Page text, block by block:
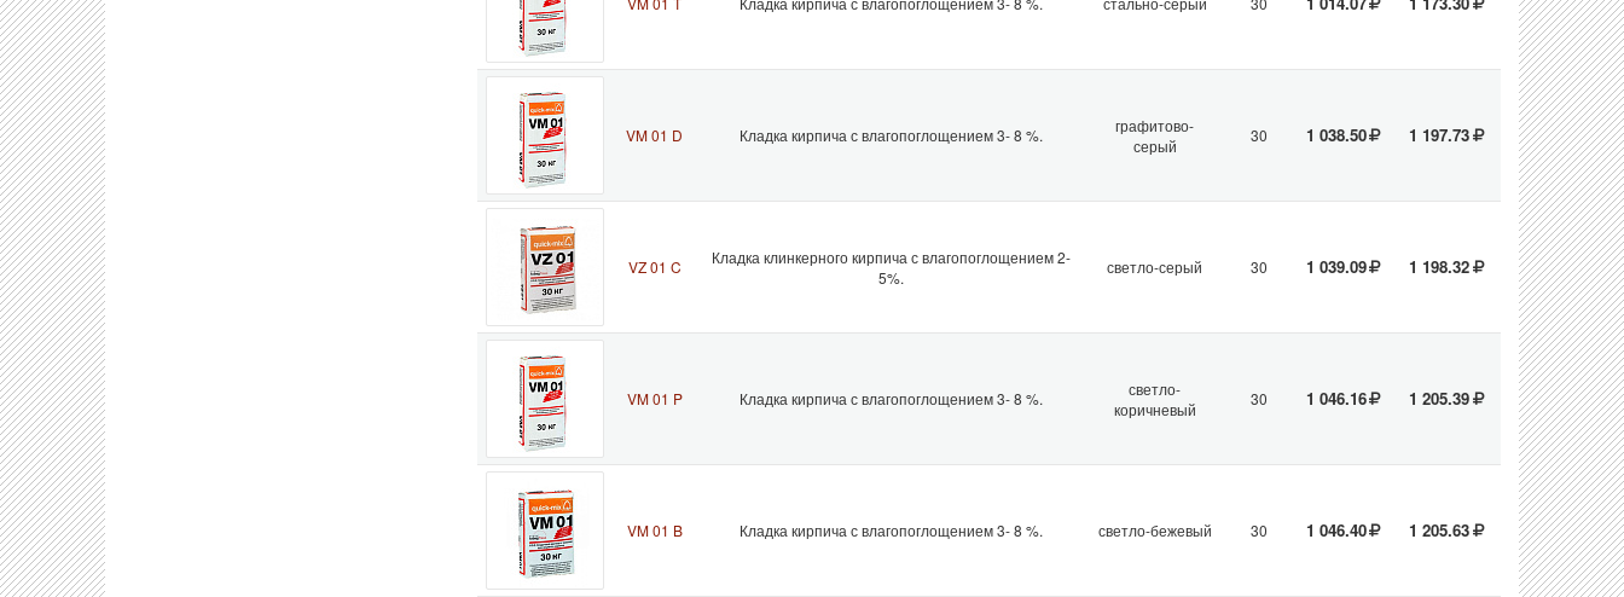
VM 01 D Кладка кирпича с влагопоглощением 3- 8 %.
графитово-
серый
30 1 038.50 1 197.73
VZ 01 C
Кладка клинкерного кирпича с влагопоглощением 2-
5%.
светло-серый 30 1 039.09 1 198.32
VM 01 P Кладка кирпича с влагопоглощением 3- 8 %.
светло-
коричневый
30 1 046.16 1 205.39
VM 01 B Кладка кирпича с влагопоглощением 3- 8 %. светло-бежевый 30 1 046.40 1 205.63